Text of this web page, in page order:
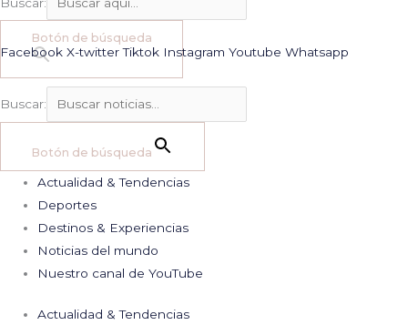
Botón de búsqueda
Facebook X-twitter Tiktok Instagram Youtube Whatsapp
Buscar:
Botón de búsqueda
Actualidad & Tendencias
Deportes
Destinos & Experiencias
Noticias del mundo
Nuestro canal de YouTube
Actualidad & Tendencias